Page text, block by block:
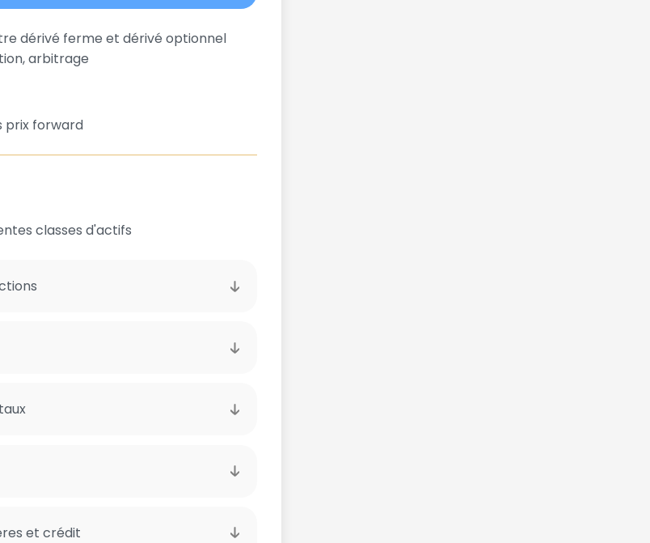
dérivé ferme et dérivé optionnel
arbitrage
prix forward
classes d'actifs
et crédit